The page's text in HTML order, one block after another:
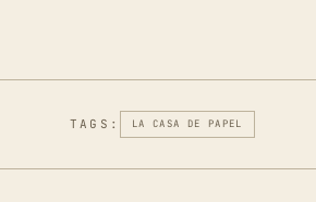
TAGS: LA CASA DE PAPEL